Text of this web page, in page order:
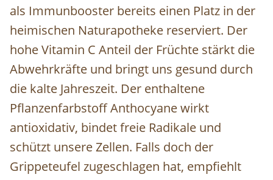
als Immunbooster bereits einen Platz in der
heimischen Naturapotheke reserviert. Der
hohe Vitamin C Anteil der Früchte stärkt die
Abwehrkräfte und bringt uns gesund durch
die kalte Jahreszeit. Der enthaltene
Pflanzenfarbstoff Anthocyane wirkt
antioxidativ, bindet freie Radikale und
schützt unsere Zellen. Falls doch der
Grippeteufel zugeschlagen hat, empfiehlt